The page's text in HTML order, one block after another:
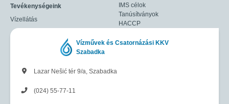
Tevékenységeink
Vízellátás
IMS célok
Tanúsítványok
HACCP
Vízművek és Csatornázási KKV
Szabadka
Lazar Nešić tér 9/a, Szabadka
(024) 55-77-11